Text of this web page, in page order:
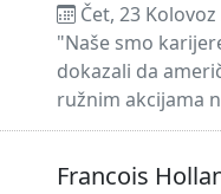
Čet, 23
"Naše smo
dokazali da
ružnim akcijama
Francois